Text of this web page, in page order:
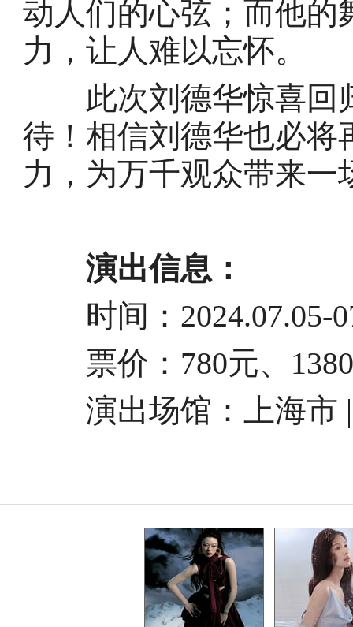
动人们的心弦；而他的
力，让人难以忘怀。
此次刘德华惊喜回
待！相信刘德华也必将
力，为万千观众带来
演出信息：
时间：2024.07.05-
票价：780元、1380
演出场馆：上海市 |